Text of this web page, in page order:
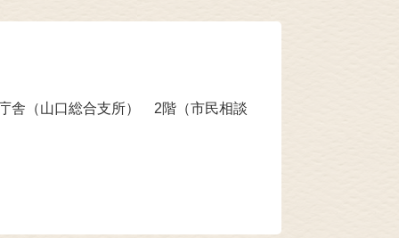
舎（山口総合支所） 2階（市民相談